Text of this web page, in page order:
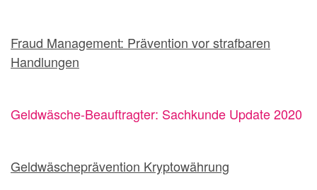
Fraud Management: Prävention vor strafbaren
Handlungen
Geldwäsche-Beauftragter: Sachkunde Update 2020
Geldwäscheprävention Kryptowährung